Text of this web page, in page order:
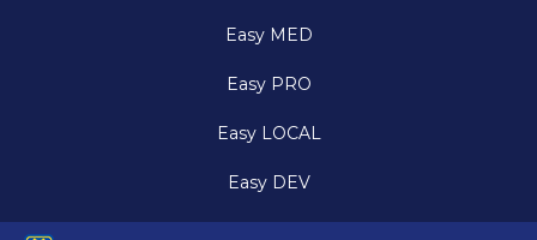
Easy MED
Easy PRO
Easy LOCAL
Easy DEV